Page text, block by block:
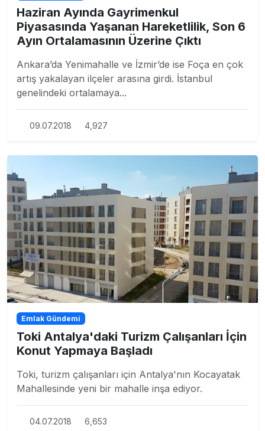
Haziran Ayında Gayrimenkul
Piyasasında Yaşanan Hareketlilik, Son 6
Ayın Ortalamasının Üzerine Çıktı
Ankara’da Yenimahalle ve İzmir’de ise Foça en çok
artış yakalayan ilçeler arasına girdi. İstanbul
genelindeki ortalamaya...
09.07.2018 4,927
Emlak Gündemi
Toki Antalya'daki Turizm Çalışanları İçin
Konut Yapmaya Başladı
Toki, turizm çalışanları için Antalya'nın Kocayatak
Mahallesinde yeni bir mahalle inşa ediyor.
04.07.2018 6,653